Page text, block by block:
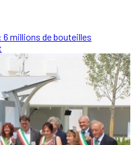
6 millions de bouteilles